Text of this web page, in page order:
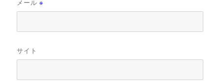
メール※
サイト